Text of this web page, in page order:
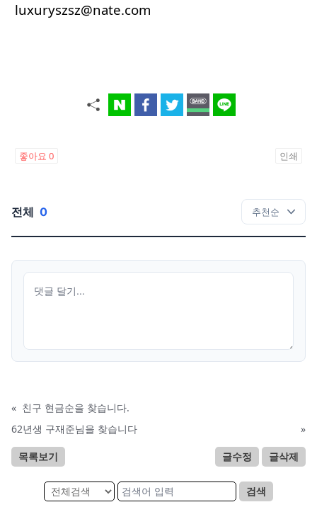
luxuryszsz@nate.com
좋아요 0 인쇄
전체 0
« 친구 현금순을 찾습니다.
62년생 구재준님을 찾습니다
»
목록보기 글수정 글삭제
검색